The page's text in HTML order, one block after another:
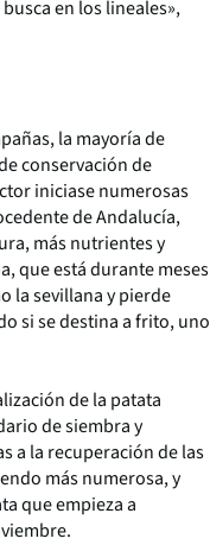
en los lineales»,
la mayoría de
conservación de
iniciase numerosas
de Andalucía,
más nutrientes y
que está durante meses
la sevillana y pierde
si se destina a frito, uno
de la patata
de siembra y
a la recuperación de las
más numerosa, y
que empieza a